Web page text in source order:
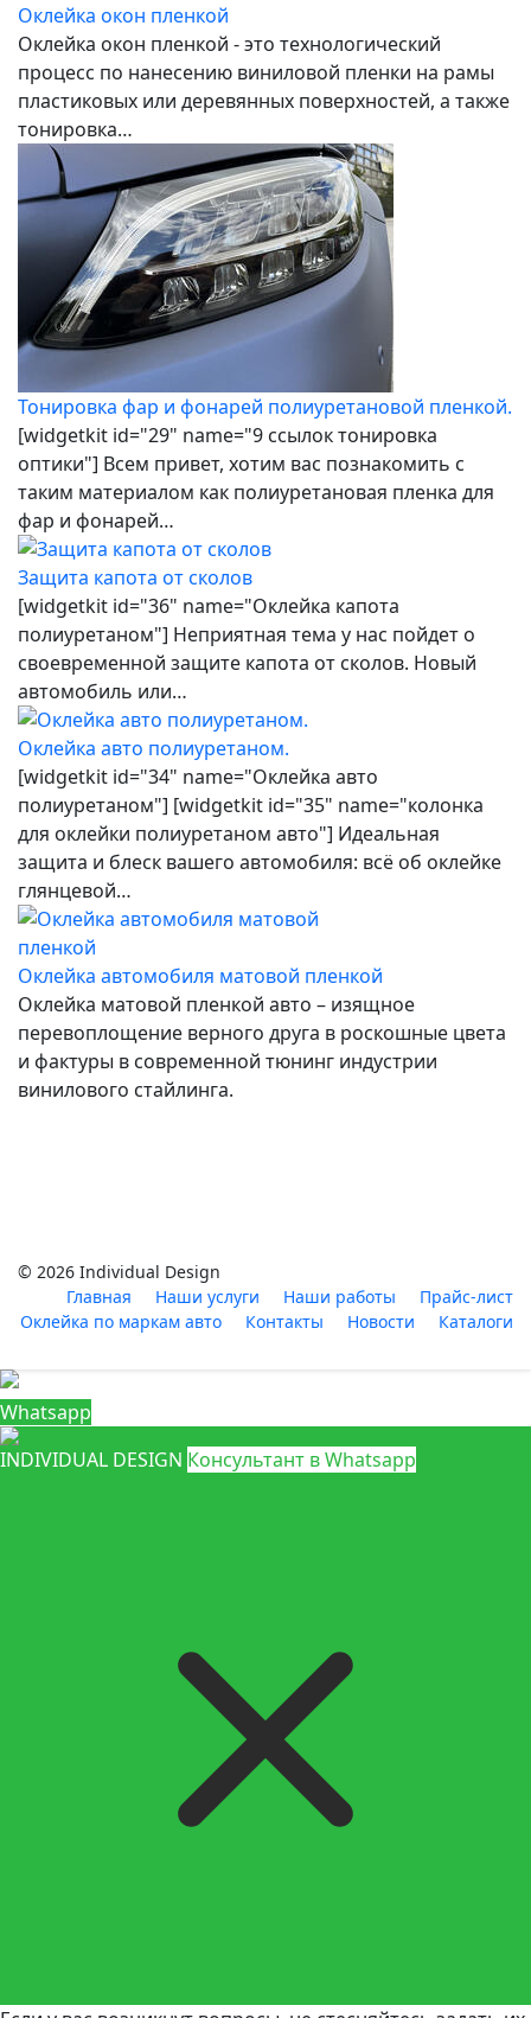
Оклейка окон пленкой
Оклейка окон пленкой - это технологический
процесс по нанесению виниловой пленки на рамы
пластиковых или деревянных поверхностей, а также
тонировка…
Тонировка фар и фонарей полиуретановой пленкой.
[widgetkit id="29" name="9 ссылок тонировка
оптики"] Всем привет, хотим вас познакомить с
таким материалом как полиуретановая пленка для
фар и фонарей…
Защита капота от сколов
[widgetkit id="36" name="Оклейка капота
полиуретаном"] Неприятная тема у нас пойдет о
своевременной защите капота от сколов. Новый
автомобиль или…
Оклейка авто полиуретаном.
[widgetkit id="34" name="Оклейка авто
полиуретаном"] [widgetkit id="35" name="колонка
для оклейки полиуретаном авто"] Идеальная
защита и блеск вашего автомобиля: всё об оклейке
глянцевой…
Оклейка автомобиля матовой пленкой
Оклейка матовой пленкой авто – изящное
перевоплощение верного друга в роскошные цвета
и фактуры в современной тюнинг индустрии
винилового стайлинга.
© 2026 Individual Design
Главная
Наши услуги Наши работы
Прайс-лист
Оклейка по маркам авто
Контакты Новости Каталоги
Whatsapp
INDIVIDUAL DESIGN Консультант в Whatsapp